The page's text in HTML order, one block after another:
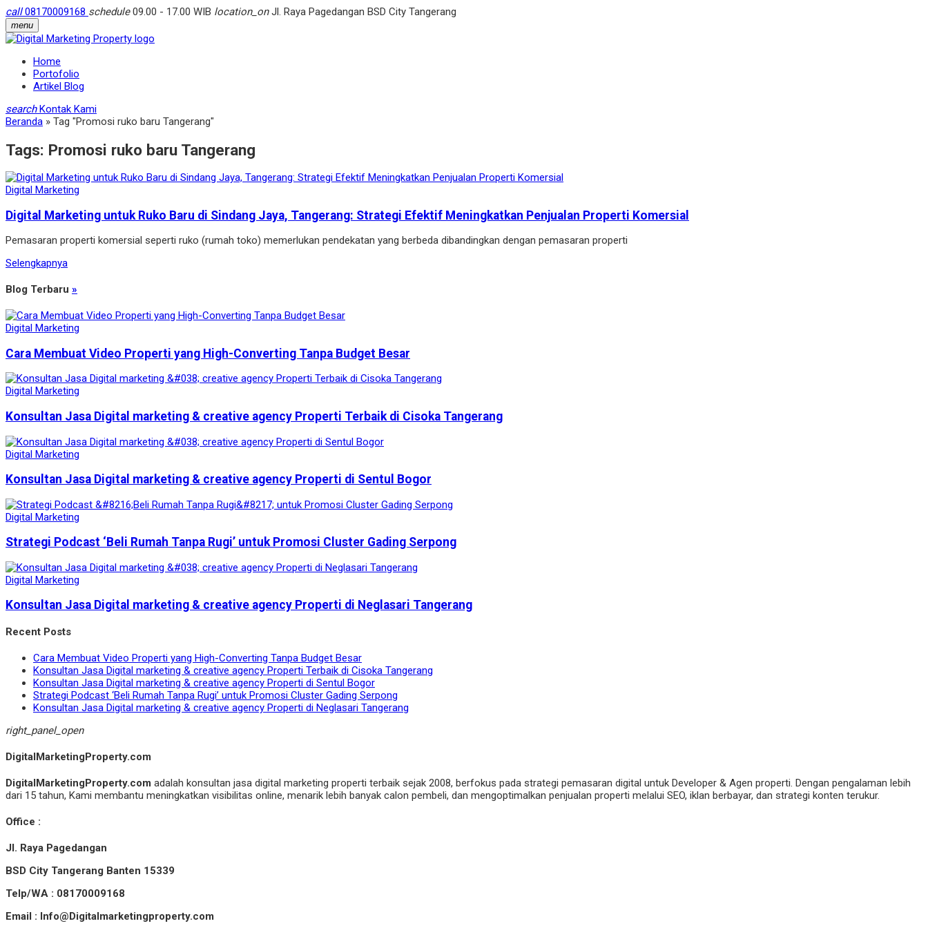
call08170009168 schedule09.00 - 17.00 WIB location_onJl. Raya Pagedangan BSD City Tangerang
menu
Home
Portofolio
Artikel Blog
search Kontak Kami
Beranda » Tag "Promosi ruko baru Tangerang"
Tags: Promosi ruko baru Tangerang
Digital Marketing
Digital Marketing untuk Ruko Baru di Sindang Jaya, Tangerang: Strategi Efektif Meningkatkan Penjualan Properti Komersial
Pemasaran properti komersial seperti ruko (rumah toko) memerlukan pendekatan yang berbeda dibandingkan dengan pemasaran properti
Selengkapnya
Blog Terbaru »
Digital Marketing
Cara Membuat Video Properti yang High-Converting Tanpa Budget Besar
Digital Marketing
Konsultan Jasa Digital marketing & creative agency Properti Terbaik di Cisoka Tangerang
Digital Marketing
Konsultan Jasa Digital marketing & creative agency Properti di Sentul Bogor
Digital Marketing
Strategi Podcast ‘Beli Rumah Tanpa Rugi’ untuk Promosi Cluster Gading Serpong
Digital Marketing
Konsultan Jasa Digital marketing & creative agency Properti di Neglasari Tangerang
Recent Posts
Cara Membuat Video Properti yang High-Converting Tanpa Budget Besar
Konsultan Jasa Digital marketing & creative agency Properti Terbaik di Cisoka Tangerang
Konsultan Jasa Digital marketing & creative agency Properti di Sentul Bogor
Strategi Podcast ‘Beli Rumah Tanpa Rugi’ untuk Promosi Cluster Gading Serpong
Konsultan Jasa Digital marketing & creative agency Properti di Neglasari Tangerang
right_panel_open
DigitalMarketingProperty.com
DigitalMarketingProperty.com adalah konsultan jasa digital marketing properti terbaik sejak 2008, berfokus pada strategi pemasaran digital untuk Developer & Agen properti. Dengan pengalaman lebih
dari 15 tahun, Kami membantu meningkatkan visibilitas online, menarik lebih banyak calon pembeli, dan mengoptimalkan penjualan properti melalui SEO, iklan berbayar, dan strategi konten terukur.
Office :
Jl. Raya Pagedangan
BSD City Tangerang Banten 15339
Telp/WA : 08170009168
Email : Info@Digitalmarketingproperty.com